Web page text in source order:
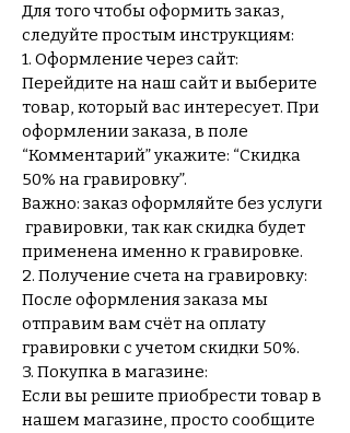
Для того чтобы оформить заказ,
следуйте простым инструкциям:
1. Оформление через сайт:
Перейдите на наш сайт и выберите
товар, который вас интересует. При
оформлении заказа, в поле
“Комментарий” укажите: “Скидка
50% на гравировку”.
Важно: заказ оформляйте без услуги
гравировки, так как скидка будет
применена именно к гравировке.
2. Получение счета на гравировку:
После оформления заказа мы
отправим вам счёт на оплату
гравировки с учетом скидки 50%.
3. Покупка в магазине:
Если вы решите приобрести товар в
нашем магазине, просто сообщите